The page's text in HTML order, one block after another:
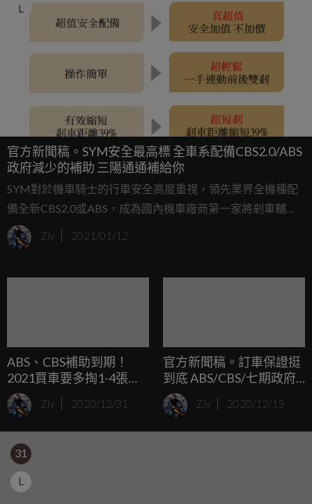
L
官方新聞稿。SYM安全最高標 全車系配備CBS2.0/ABS
政府減少的補助 三陽通通補給你
SYM對於機車騎士的行車安全高度重視，領先業界全機種配
備全新CBS2.0或ABS，成為國內機車廠商第一家將剎車輔助
系統列為標準配備的廠商，希望能守護騎乘者的安全。
Ziv 2021/01/12
ABS、CBS補助到期！
2021買車要多掏1-4張小
朋友
Ziv 2020/12/31
官方新聞稿。訂車保證挺
到底 ABS/CBS/七期政府
補助SYM全給你
Ziv 2020/12/15
31
L